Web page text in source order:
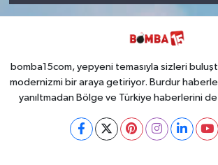
bomba15com, yepyeni temasıyla sizleri
modernizmi bir araya getiriyor. Burdur
yanıltmadan Bölge ve Türkiye haberlerini